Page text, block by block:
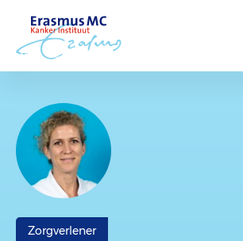
Zorgverlener